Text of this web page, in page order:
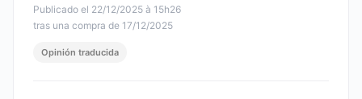
Publicado el 22/12/2025 à 15h26
tras una compra de 17/12/2025
Opinión traducida